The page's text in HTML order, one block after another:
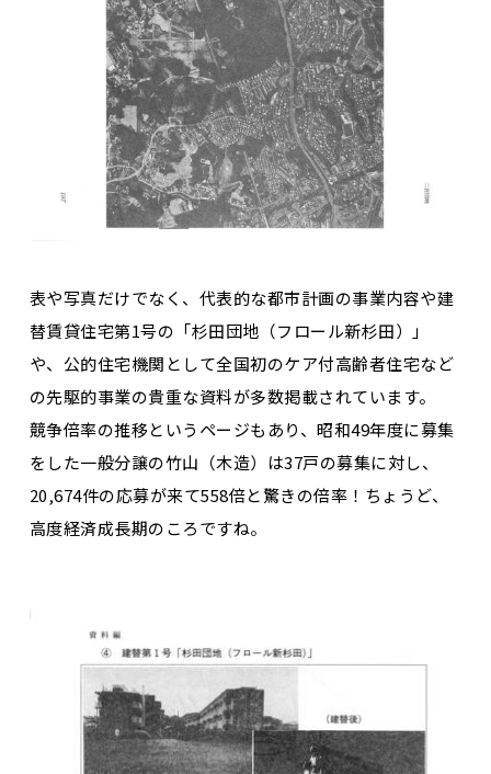
表や写真だけでなく、代表的な都市計画の事業内容や建
替賃貸住宅第1号の「杉田団地（フロール新杉田）」
や、公的住宅機関として全国初のケア付高齢者住宅など
の先駆的事業の貴重な資料が多数掲載されています。
競争倍率の推移というページもあり、昭和49年度に募集
をした一般分譲の竹山（木造）は37戸の募集に対し、
20,674件の応募が来て558倍と驚きの倍率！ちょうど、
高度経済成長期のころですね。